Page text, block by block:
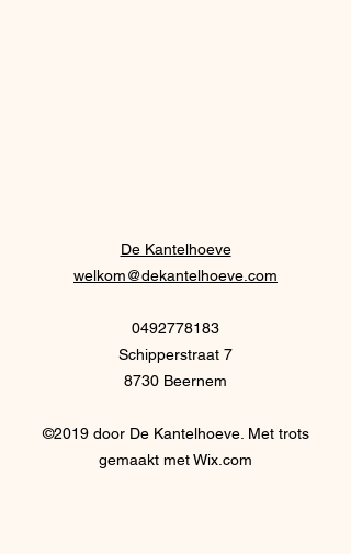
De Kantelhoeve
welkom@dekantelhoeve.com
0492778183
Schipperstraat 7
8730 Beernem
©2019 door De Kantelhoeve. Met trots
gemaakt met Wix.com